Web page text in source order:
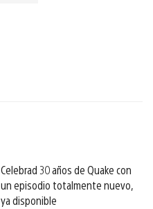
Celebrad 30 años de Quake con
un episodio totalmente nuevo,
ya disponible